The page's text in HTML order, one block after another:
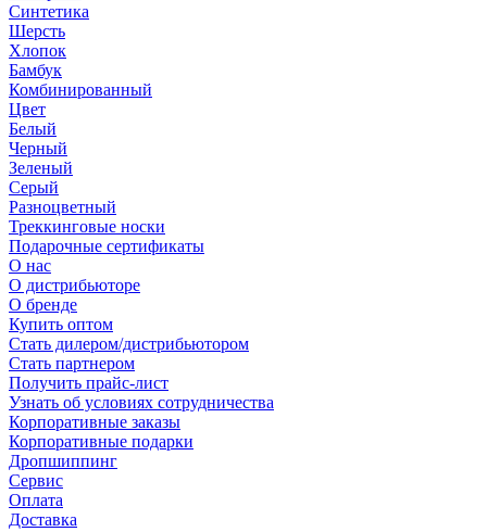
Синтетика
Шерсть
Хлопок
Бамбук
Комбинированный
Цвет
Белый
Черный
Зеленый
Серый
Разноцветный
Треккинговые носки
Подарочные сертификаты
О нас
О дистрибьюторе
О бренде
Купить оптом
Стать дилером/дистрибьютором
Стать партнером
Получить прайс-лист
Узнать об условиях сотрудничества
Корпоративные заказы
Корпоративные подарки
Дропшиппинг
Сервис
Оплата
Доставка